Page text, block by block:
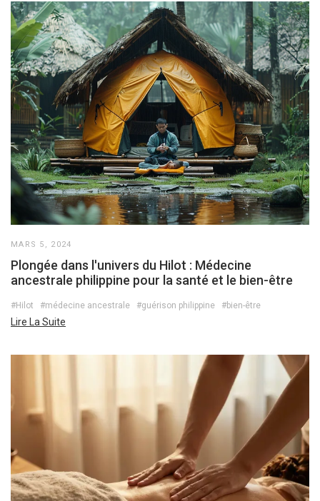
MARS 5, 2024
Plongée dans l'univers du Hilot : Médecine
ancestrale philippine pour la santé et le bien-être
#Hilot #médecine ancestrale #guérison philippine #bien-être
Lire La Suite